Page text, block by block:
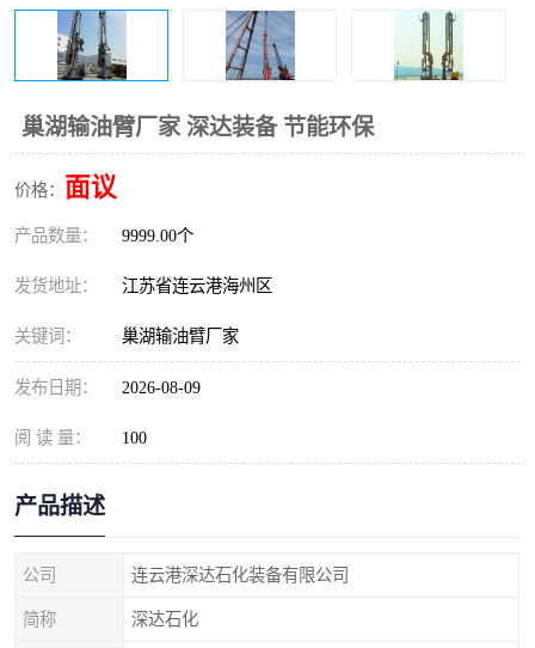
巢湖输油臂厂家 深达装备 节能环保
价格： 面议
产品数量： 9999.00个
发货地址： 江苏省连云港海州区
关键词： 巢湖输油臂厂家
发布日期： 2026-08-09
阅 读 量： 100
产品描述
公司 连云港深达石化装备有限公司
简称 深达石化